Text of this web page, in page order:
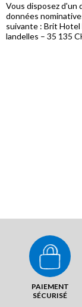
Vous disposez d'un
données
suivante : Brit Hotel
landelles – 35 135
PAIEMENT
SÉCURISÉ